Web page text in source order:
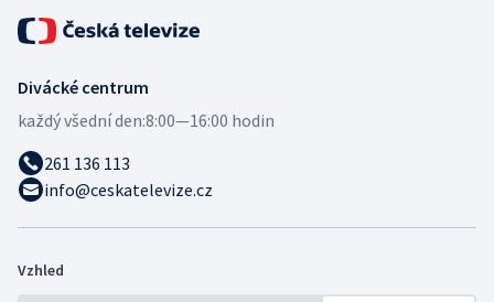
Divácké centrum
každý všední den:8:00—16:00 hodin
261 136 113
info@ceskatelevize.cz
Vzhled